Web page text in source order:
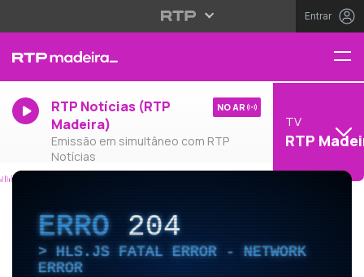
Entrar
RTP Notícias (RTP
Madeira)
Emissão em simultâneo com RTP
Notícias
NO AR
TV
RTP
ERRO204
HLS.JS FATAL ERROR - NETWORK
ERROR